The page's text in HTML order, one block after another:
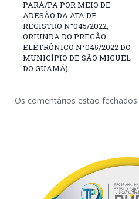
PARÁ/PA POR MEIO DE
ADESÃO DA ATA DE
REGISTRO N°045/2022,
ORIUNDA DO PREGÃO
ELETRÔNICO N°045/2022 DO
MUNICÍPIO DE SÃO MIGUEL
DO GUAMÁ)
Os comentários estão fechados.